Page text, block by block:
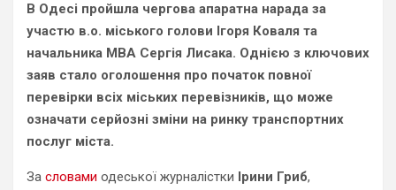
В Одесі пройшла чергова апаратна нарада за
участю в.о. міського голови Ігоря Коваля та
начальника МВА Сергія Лисака. Однією з ключових
заяв стало оголошення про початок повної
перевірки всіх міських перевізників, що може
означати серйозні зміни на ринку транспортних
послуг міста.
За словами одеської журналістки Ірини Гриб,